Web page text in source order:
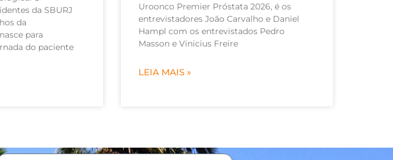
da SBURJ
da
para
do paciente
Uroonco Premier Próstata 2026, é os
entrevistadores João Carvalho e Daniel
Hampl com os entrevistados Pedro
Masson e Vinicius Freire
LEIA MAIS »